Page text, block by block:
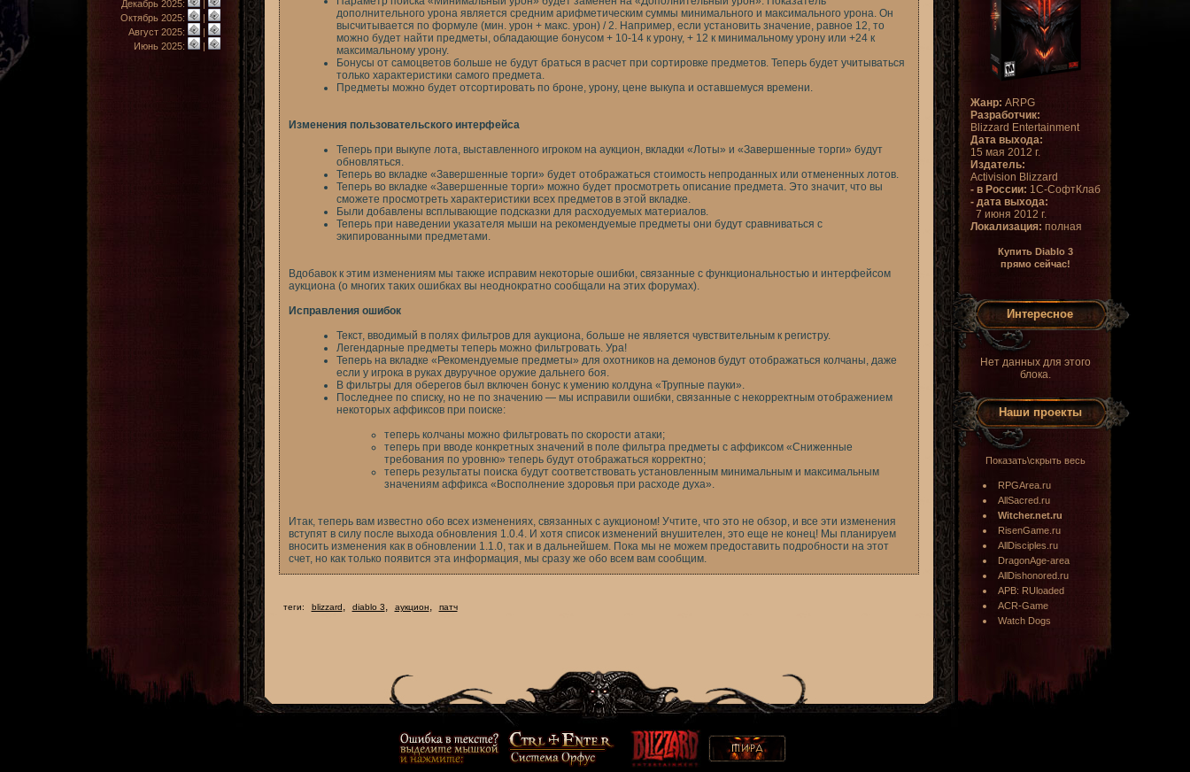
Декабрь 2025:
|
Октябрь 2025:
|
Август 2025:
|
Июнь 2025:
|
дополнительного урона является средним арифметическим суммы минимального и максимального урона. Он
высчитывается по формуле (мин. урон + макс. урон) / 2. Например, если установить значение, равное 12, то
можно будет найти предметы, обладающие бонусом + 10-14 к урону, + 12 к минимальному урону или +24 к
максимальному урону.
Бонусы от самоцветов больше не будут браться в расчет при сортировке предметов. Теперь будет учитываться
только характеристики самого предмета.
Предметы можно будет отсортировать по броне, урону, цене выкупа и оставшемуся времени.
Изменения пользовательского интерфейса
Теперь при выкупе лота, выставленного игроком на аукцион, вкладки «Лоты» и «Завершенные торги» будут
обновляться.
Теперь во вкладке «Завершенные торги» будет отображаться стоимость непроданных или отмененных лотов.
Теперь во вкладке «Завершенные торги» можно будет просмотреть описание предмета. Это значит, что вы
сможете просмотреть характеристики всех предметов в этой вкладке.
Были добавлены всплывающие подсказки для расходуемых материалов.
Теперь при наведении указателя мыши на рекомендуемые предметы они будут сравниваться с
экипированными предметами.
Вдобавок к этим изменениям мы также исправим некоторые ошибки, связанные с функциональностью и интерфейсом
аукциона (о многих таких ошибках вы неоднократно сообщали на этих форумах).
Исправления ошибок
Текст, вводимый в полях фильтров для аукциона, больше не является чувствительным к регистру.
Легендарные предметы теперь можно фильтровать. Ура!
Теперь на вкладке «Рекомендуемые предметы» для охотников на демонов будут отображаться колчаны, даже
если у игрока в руках двуручное оружие дальнего боя.
В фильтры для оберегов был включен бонус к умению колдуна «Трупные пауки».
Последнее по списку, но не по значению — мы исправили ошибки, связанные с некорректным отображением
некоторых аффиксов при поиске:
теперь колчаны можно фильтровать по скорости атаки;
теперь при вводе конкретных значений в поле фильтра предметы с аффиксом «Сниженные
требования по уровню» теперь будут отображаться корректно;
теперь результаты поиска будут соответствовать установленным минимальным и максимальным
значениям аффикса «Восполнение здоровья при расходе духа».
Итак, теперь вам известно обо всех изменениях, связанных с аукционом! Учтите, что это не обзор, и все эти изменения
вступят в силу после выхода обновления 1.0.4. И хотя список изменений внушителен, это еще не конец! Мы планируем
вносить изменения как в обновлении 1.1.0, так и в дальнейшем. Пока мы не можем предоставить подробности на этот
счет, но как только появится эта информация, мы сразу же обо всем вам сообщим.
теги: blizzard, diablo 3, аукцион, патч
Жанр: ARPG
Разработчик:
Blizzard Entertainment
Дата выхода:
15 мая 2012 г.
Издатель:
Activision Blizzard
- в России: 1С-СофтКлаб
- дата выхода:
7 июня 2012 г.
Локализация: полная
Купить Diablo 3
прямо сейчас!
Интересное
Нет данных для этого
блока.
Наши проекты
Показать\скрыть весь
RPGArea.ru
AllSacred.ru
Witcher.net.ru
RisenGame.ru
AllDisciples.ru
DragonAge-area
AllDishonored.ru
APB: RUloaded
ACR-Game
Watch Dogs